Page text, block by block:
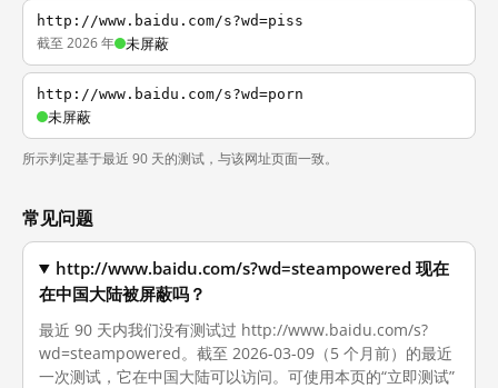
http://www.baidu.com/s?wd=piss
截至 2026 年 未屏蔽
http://www.baidu.com/s?wd=porn
未屏蔽
所示判定基于最近 90 天的测试，与该网址页面一致。
常见问题
http://www.baidu.com/s?wd=steampowered 现在
在中国大陆被屏蔽吗？
最近 90 天内我们没有测试过 http://www.baidu.com/s?
wd=steampowered。截至 2026-03-09（5 个月前）的最近
一次测试，它在中国大陆可以访问。可使用本页的“立即测试”